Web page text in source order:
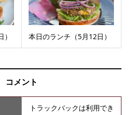
本日のランチ（5月12日）
コメント
トラックバックは利用でき